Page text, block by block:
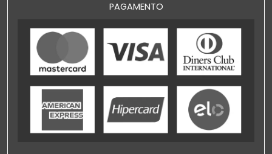
PAGAMENTO